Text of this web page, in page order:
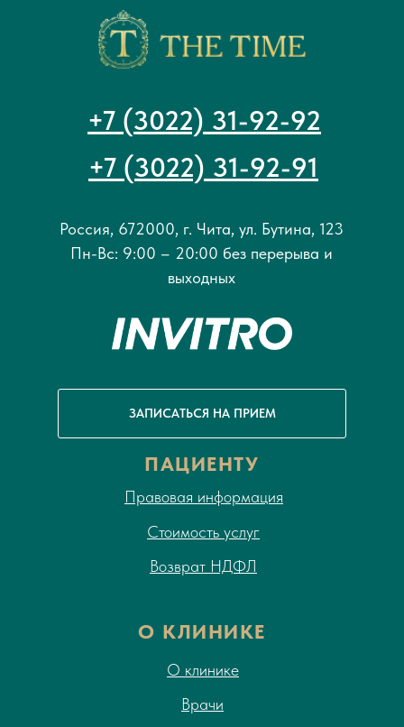
ПАЦИЕНТУ
О КЛИНИКЕ
Правовая информация
Возврат НДФЛ
Стоимость услуг
Врачи
О клинике
Россия, 672000, г. Чита, ул. Бутина, 123
Пн-Вс: 9:00 – 20:00 без перерыва и
выходных
+7 (3022) 31-92-92
+7 (3022) 31-92-91
ЗАПИСАТЬСЯ НА ПРИЕМ